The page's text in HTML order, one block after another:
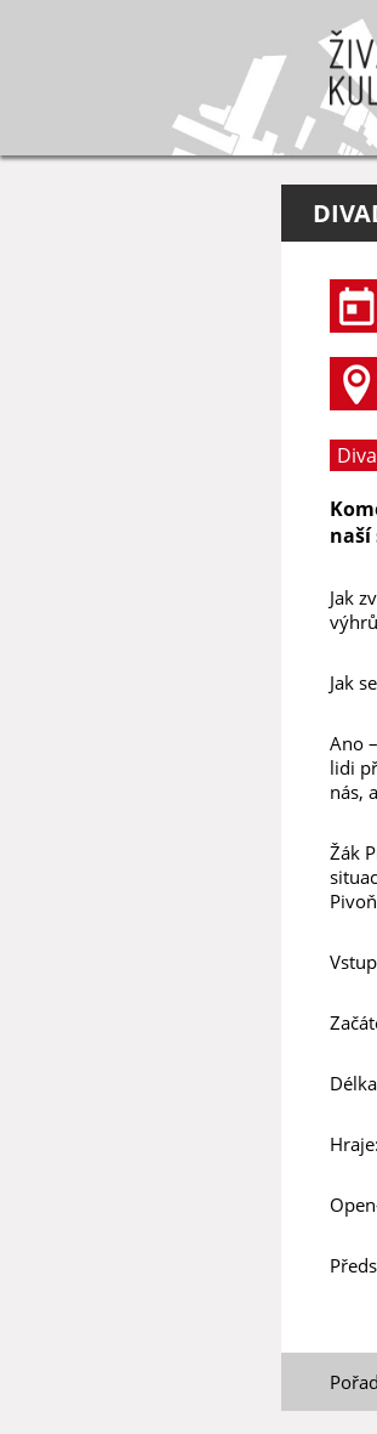
naší
Jak
Jak
Ano
lidi
nás,
Žák